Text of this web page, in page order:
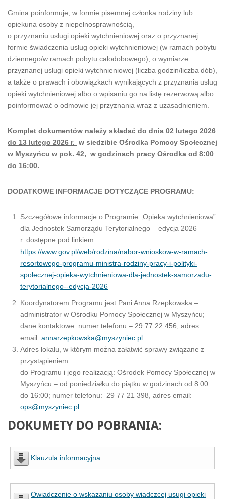
Gmina poinformuje, w formie pisemnej członka rodziny lub
opiekuna osoby z niepełnosprawnością,
o przyznaniu usługi opieki wytchnieniowej oraz o przyznanej
formie świadczenia usług opieki wytchnieniowej (w ramach pobytu
dziennego/w ramach pobytu całodobowego), o wymiarze
przyznanej usługi opieki wytchnieniowej (liczba godzin/liczba dób),
a także o prawach i obowiązkach wynikających z przyznania usług
opieki wytchnieniowej albo o wpisaniu go na listę rezerwową albo
poinformować o odmowie jej przyznania wraz z uzasadnieniem.
Komplet dokumentów należy składać do dnia 02 lutego 2026
do 13 lutego 2026 r. w siedzibie Ośrodka Pomocy Społecznej
w Myszyńcu w pok. 42, w godzinach pracy Ośrodka od 8:00
do 16:00.
DODATKOWE INFORMACJE DOTYCZĄCE PROGRAMU:
Szczegółowe informacje o Programie „Opieka wytchnieniowa”
dla Jednostek Samorządu Terytorialnego – edycja 2026
r. dostępne pod linkiem:
https://www.gov.pl/web/rodzina/nabor-wnioskow-w-ramach-
resortowego-programu-ministra-rodziny-pracy-i-polityki-
spolecznej-opieka-wytchnieniowa-dla-jednostek-samorzadu-
terytorialnego--edycja-2026
Koordynatorem Programu jest Pani Anna Rzepkowska –
administrator w Ośrodku Pomocy Społecznej w Myszyńcu;
dane kontaktowe: numer telefonu – 29 77 22 456, adres
email: annarzepkowska@myszyniec.pl
Adres lokalu, w którym można załatwić sprawy związane z
przystąpieniem
do Programu i jego realizacją: Ośrodek Pomocy Społecznej w
Myszyńcu – od poniedziałku do piątku w godzinach od 8:00
do 16:00; numer telefonu: 29 77 21 398, adres email:
ops@myszyniec.pl
DOKUMETY DO POBRANIA:
Klauzula informacyjna
Owiadczenie o wskazaniu osoby wiadczcej usugi opieki